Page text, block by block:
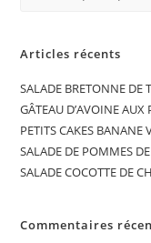
Articles récents
SALADE BRETONNE DE
GÂTEAU D’AVOINE AUX
PETITS CAKES BANANE
SALADE DE POMMES
SALADE COCOTTE DE
Commentaires